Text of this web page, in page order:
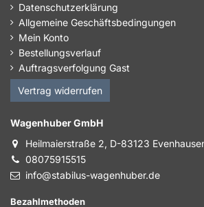
Datenschutzerklärung
Allgemeine Geschäftsbedingungen
Mein Konto
Bestellungsverlauf
Auftragsverfolgung Gast
Vertrag widerrufen
Wagenhuber GmbH
Heilmaierstraße 2, D-83123
08075915515
info@stabilus-wagenhuber.de
Bezahlmethoden